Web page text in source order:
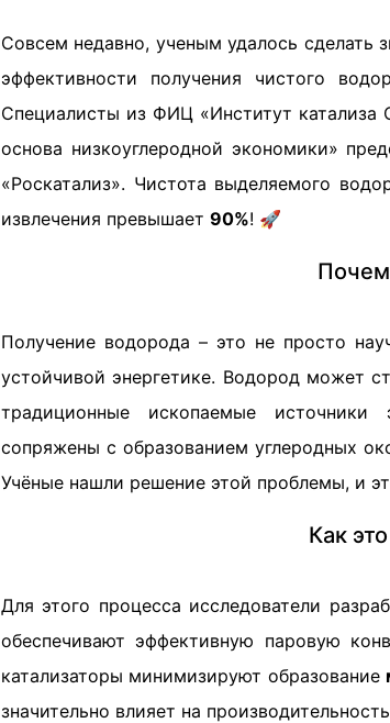
Совсем недавно, ученым удалось сделать
эффективности получения чистого
Специалисты из ФИЦ «Институт
основа низкоуглеродной экономики»
«Роскатализ». Чистота выделяемого
извлечения превышает 90%! 🚀
Получение водорода – это не просто
устойчивой энергетике. Водород может
традиционные ископаемые
сопряжены с образованием углеродных
Учёные нашли решение этой проблемы, и
Как
Для этого процесса исследователи
обеспечивают эффективную паровую
катализаторы минимизируют образование
значительно влияет на